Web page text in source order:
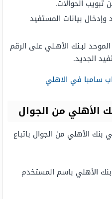
تبويب الحوالات.
بيانات المستفيد
لبـنك الأهـلي على الرقم
الجديد.
سامبا في الاهلي
الأهلي من الجوال
الأهلي من الجوال باتباع
الأهلي باسم المستخدم